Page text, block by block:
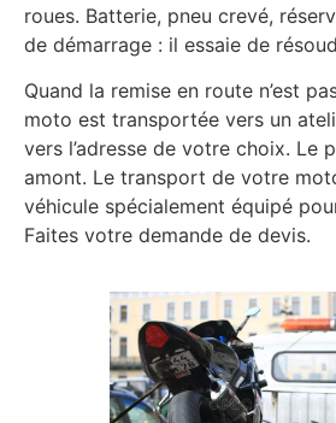
roues. Batterie, pneu crevé,
de démarrage : il essaie de
Quand la remise en route n’est
moto est transportée vers un
vers l’adresse de votre choix. Le
amont. Le transport de votre
véhicule spécialement équipé
Faites votre demande de devis.